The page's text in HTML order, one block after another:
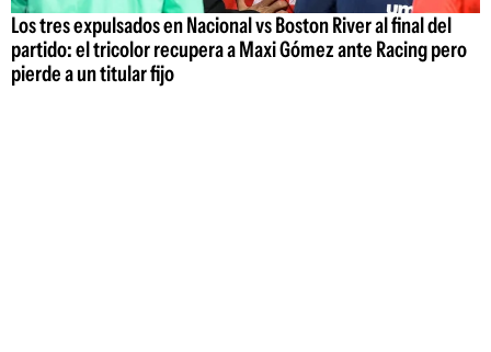
Los tres expulsados en Nacional vs Boston River al final del
partido: el tricolor recupera a Maxi Gómez ante Racing pero
pierde a un titular fijo